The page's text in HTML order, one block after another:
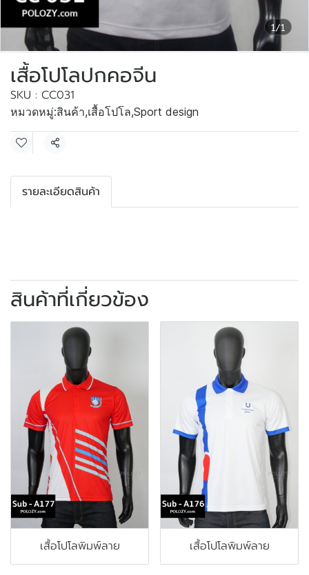
1/1
เสื้อโปโลปกคอจีน
SKU : CC031
หมวดหมู่:สินค้า,เสื้อโปโล,Sport design
แชร์
รายละเอียดสินค้า
สินค้าที่เกี่ยวข้อง
เสื้อโปโลพิมพ์ลาย เสื้อโปโลพิมพ์ลาย